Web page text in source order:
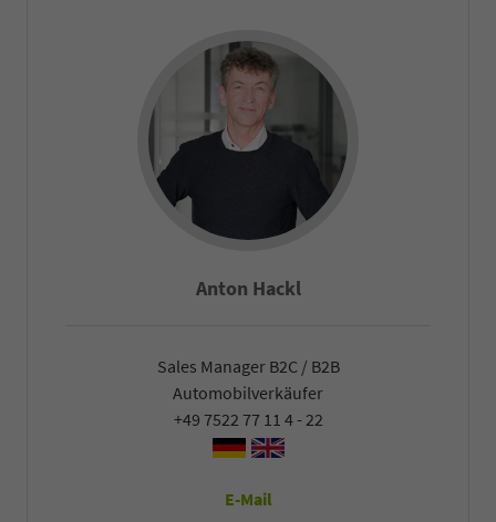
Anton Hackl
Sales Manager B2C / B2B
Automobilverkäufer
+49 7522 77 11 4 - 22
E-Mail